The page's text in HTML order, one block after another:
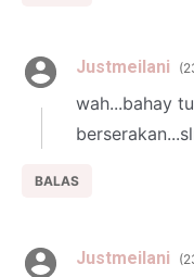
Justmeilani
wah...bahay
BALAS
Justmeilani